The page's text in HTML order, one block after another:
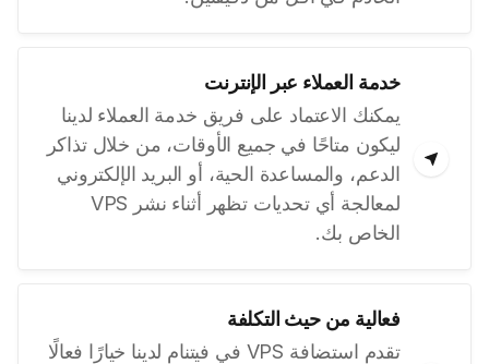
خدمة العملاء عبر الإنترنت
يمكنك الاعتماد على فريق خدمة العملاء لدينا
ليكون متاحًا في جميع الأوقات، من خلال تذاكر
الدعم، والمساعدة الحية، أو البريد الإلكتروني
لمعالجة أي تحديات تظهر أثناء نشر VPS
الخاص بك.
فعالية من حيث التكلفة
تقدم استضافة VPS في فيتنام لدينا خيارًا فعالًا